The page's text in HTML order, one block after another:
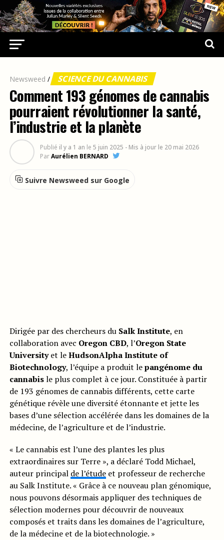
Newsweed / SCIENCE DU CANNABIS
Comment 193 génomes de cannabis
pourraient révolutionner la santé,
l’industrie et la planète
Publié il y a 1 an le 5 juin 2025 - Mis à jour le 20 mai 2026
ParAurélien BERNARD
Suivre Newsweed sur Google
Dirigée par des chercheurs du Salk Institute, en
collaboration avec Oregon CBD, l’Oregon State
Universityet leHudsonAlpha Institute of
Biotechnology, l’équipe a produit lepangénome du
cannabisle plus complet à ce jour. Constituée à partir
de 193 génomes de cannabis différents, cette carte
génétique révèle une diversité étonnante et jette les
bases d’une sélection accélérée dans les domaines de la
médecine, de l’agriculture et de l’industrie.
« Le cannabis est l’une des plantes les plus
extraordinaires sur Terre », a déclaré Todd Michael,
auteur principal de l’étudeet professeur de recherche
au Salk Institute. « Grâce à ce nouveau plan génomique,
nous pouvons désormais appliquer des techniques de
sélection modernes pour découvrir de nouveaux
composés et traits dans les domaines de l’agriculture,
de la médecine et de la biotechnologie. »